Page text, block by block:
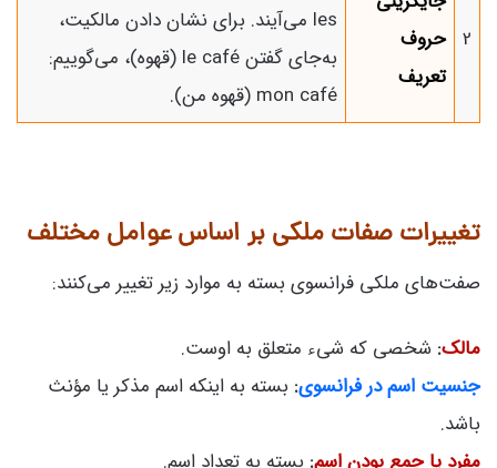
2 حروف
تعریف
les می‌آیند. برای نشان دادن مالکیت،
به‌جای گفتن le café (قهوه)، می‌گوییم:
mon café (قهوه من).
تغییرات صفات ملکی بر اساس عوامل مختلف
صفت‌های ملکی فرانسوی بسته به موارد زیر تغییر می‌کنند:
مالک: شخصی که شیء متعلق به اوست.
جنسیت اسم در فرانسوی: بسته به اینکه اسم مذکر یا مؤنث
باشد.
مفرد یا جمع بودن اسم: بسته به تعداد اسم.